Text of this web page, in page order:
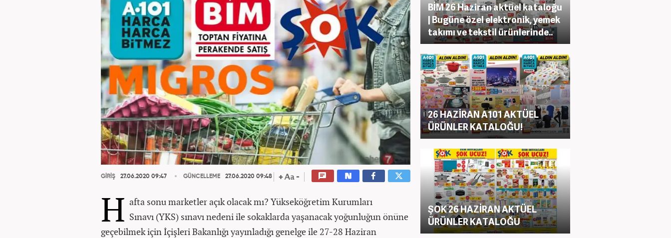
GİRİŞ 27.06.2020 09:47 GÜNCELLEME 27.06.2020 09:48
H afta sonu marketler açık olacak mı? Yükseköğretim Kurumları
Sınavı (YKS) sınavı nedeni ile sokaklarda yaşanacak yoğunluğun önüne
geçebilmek için İçişleri Bakanlığı yayınladığı genelge ile 27-28 Haziran
BİM 26 Haziran aktüel kataloğu
| Bugüne özel elektronik, yemek
takımı ve tekstil ürünlerinde..
26 HAZİRAN A101 AKTÜEL
ÜRÜNLER KATALOĞU!
ŞOK 26 HAZİRAN AKTÜEL
ÜRÜNLER KATALOĞU